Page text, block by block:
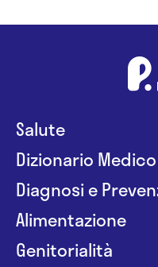
Salute
Dizionario Medico
Diagnosi e
Alimentazione
Genitorialità